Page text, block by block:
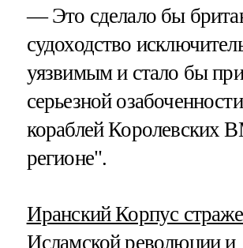
— Это сделало бы
судоходство
уязвимым и стало бы
серьезной
кораблей Королевских
регионе".
Иранский Корпус
Исламской революциии